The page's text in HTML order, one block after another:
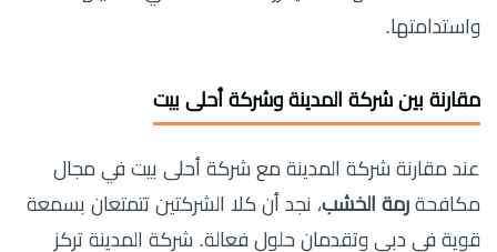
واستدامتها.
مقارنة بين شركة المدينة وشركة أحلى بيت
عند مقارنة شركة المدينة مع شركة أحلى بيت في مجال
مكافحة رمة الخشب، نجد أن كلا الشركتين تتمتعان بسمعة
قوية في دبي وتقدمان حلول فعالة. شركة المدينة تركز